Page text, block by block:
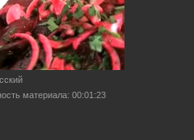
материала: 00:01:23